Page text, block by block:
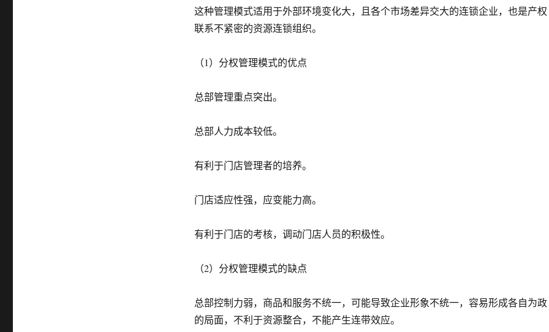
这种管理模式适用于外部环境变化大，且各个市场差异交大的连锁企业，也是产权
联系不紧密的资源连锁组织。
（1）分权管理模式的优点
总部管理重点突出。
总部人力成本较低。
有利于门店管理者的培养。
门店适应性强，应变能力高。
有利于门店的考核，调动门店人员的积极性。
（2）分权管理模式的缺点
总部控制力弱，商品和服务不统一，可能导致企业形象不统一，容易形成各自为政
的局面，不利于资源整合，不能产生连带效应。